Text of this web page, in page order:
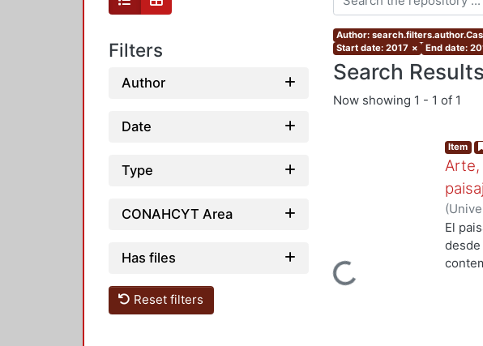
Filters
Author
Date
Type
CONAHCYT Area
Has files
Reset filters
Author:
Start date: 2017 × End date:
Search Results
Now showing 1 - 1 of 1
Loading...
Item
Arte,
(
El